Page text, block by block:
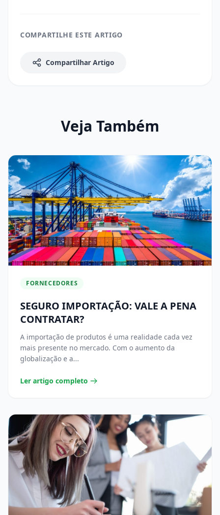
COMPARTILHE ESTE ARTIGO
Compartilhar Artigo
Veja Também
FORNECEDORES
SEGURO IMPORTAÇÃO: VALE A PENA
CONTRATAR?
A importação de produtos é uma realidade cada vez
mais presente no mercado. Com o aumento da
globalização e a...
Ler artigo completo